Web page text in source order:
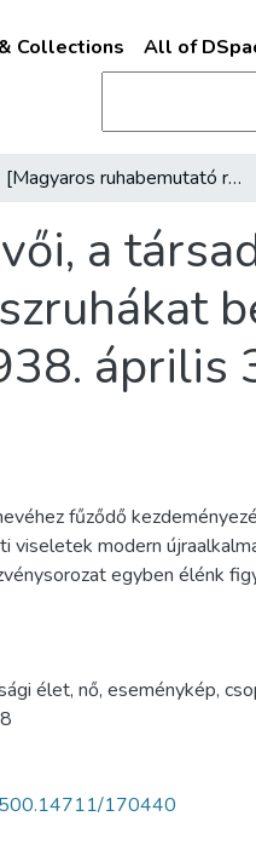
Collections All of
[Magyaros ruhabemutató résztvevői, a társadalom felső rétegeiből származó, az estélyi díszruhákat bemutató hölgyek egy csoportja az Operaházban, 1938. április 3.]
a
április
fűződő
viseletek modern
egyben élénk
élet, nő, eseménykép,
170440